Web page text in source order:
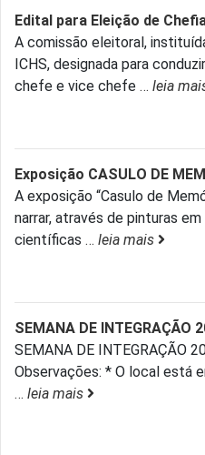
Edital para Eleição de
A comissão eleitoral,
ICHS, designada para
chefe e vice chefe … leia
Exposição CASULO DE
A exposição “Casulo de
narrar, através de pinturas
científicas … leia mais
SEMANA DE INTEGRAÇÃO
SEMANA DE INTEGRAÇÃO
Observações: * O local está
… leia mais